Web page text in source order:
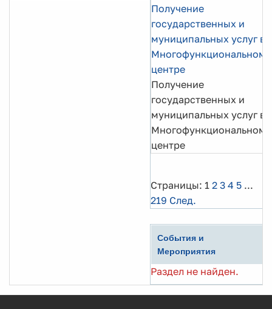
Получение
государственных и
муниципальных услуг в
Многофункциональном
центре
Получение
государственных и
муниципальных услуг в
Многофункциональном
центре
Страницы: 1 2 3 4 5 ...
219 След.
События и
Мероприятия
Раздел не найден.